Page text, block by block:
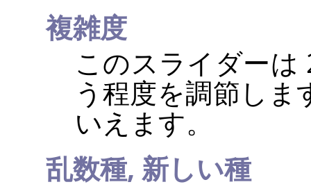
複雑度
このスライダー
う程度を調節しま
いえます。
乱数種, 新しい種